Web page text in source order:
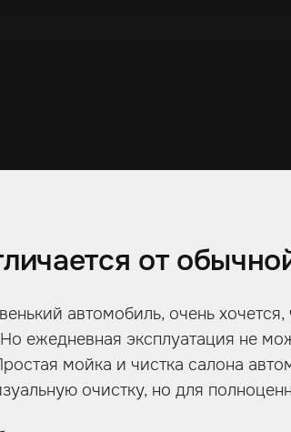
от
автомобиль, очень
ежедневная эксплуатация не
мойка и чистка салона
очистку, но для